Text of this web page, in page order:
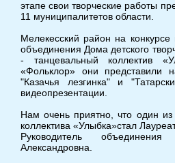
этапе свои творческие работы
11 муниципалитетов области.
Мелекесский район на
объединения Дома детского
- танцевальный коллектив
«Фольклор» они представили
"Казачья лезгинка" и
видеопрезентации.
Нам очень приятно, что один из
коллектива «Улыбка»стал
Руководитель
Александровна.